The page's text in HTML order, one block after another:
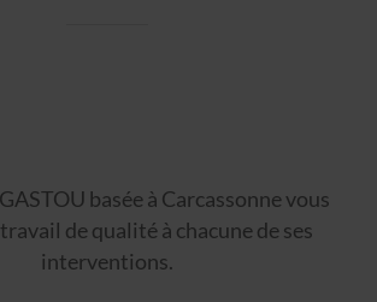
basée à Carcassonne vous
de qualité à chacune de ses
interventions.